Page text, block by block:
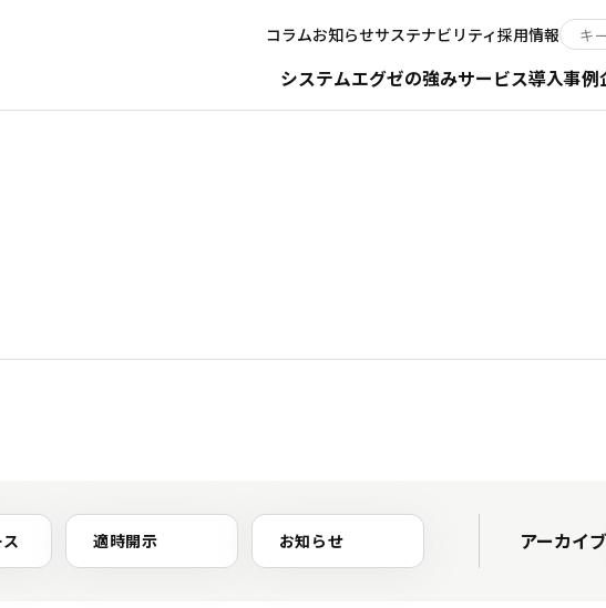
コラムお知らせサステナビリティ採用情報
システムエグゼの強みサービス導入事例
適時開示 お知らせ アーカイブ